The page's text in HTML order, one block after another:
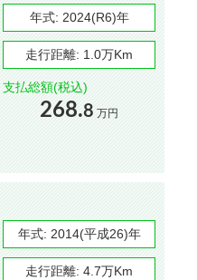
年式: 2024(R6)年
走行距離: 1.0万Km
支払総額(税込)
268.8 万円
年式: 2014(平成26)年
走行距離: 4.7万Km